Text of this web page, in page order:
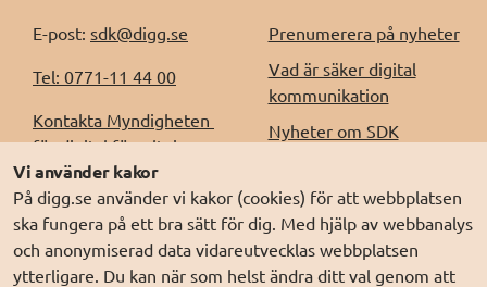
Vi använder kakor
På digg.se använder vi kakor (cookies) för att webbplatsen
ska fungera på ett bra sätt för dig. Med hjälp av webbanalys
och anonymiserad data vidareutvecklas webbplatsen
ytterligare. Du kan när som helst ändra ditt val genom att
E-post: sdk@digg.se
Tel: 0771-11 44 00
Kontakta Myndigheten
för digital förvaltning,
Digg
Kontakt för support,
incident- och felhantering
Prenumerera på nyheter
Vad är säker digital
kommunikation
Nyheter om SDK
Releaseinformation
Behandling av
personuppgifter (digg.se)